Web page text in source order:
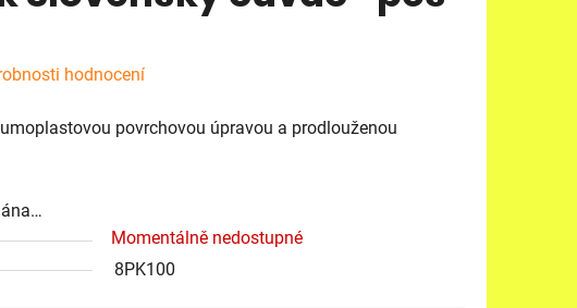
hodnocení
povrchovou úpravou a prodlouženou
Momentálně nedostupné
8PK100